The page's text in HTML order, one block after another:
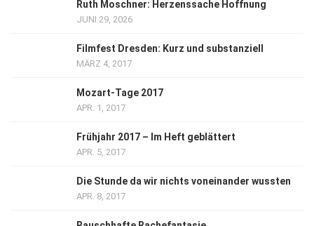
Ruth Moschner: Herzenssache Hoffnung
JUNI 29, 2026
Filmfest Dresden: Kurz und substanziell
MÄRZ 4, 2017
Mozart-Tage 2017
APR. 1, 2017
Frühjahr 2017 – Im Heft geblättert
APR. 5, 2017
Die Stunde da wir nichts voneinander wussten
APR. 8, 2017